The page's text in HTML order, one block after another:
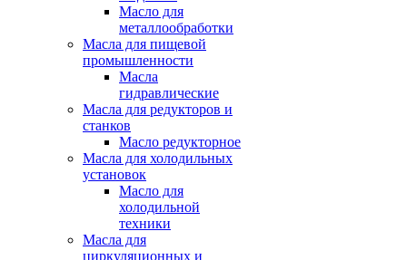
Масло для
металлообработки
Масла для пищевой
промышленности
Масла
гидравлические
Масла для редукторов и
станков
Масло редукторное
Масла для холодильных
установок
Масло для
холодильной
техники
Масла для
циркуляционных и